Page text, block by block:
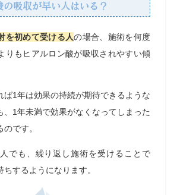
の吸収が早い人はいる？
を初めて受ける人の場合、施術を何度
りもヒアルロン酸が吸収されやすい傾
ば1年は効果の持続が期待できるような
、1年未満で効果がなくなってしまった
です。
でも、繰り返し施術を受けることで
するようになります。